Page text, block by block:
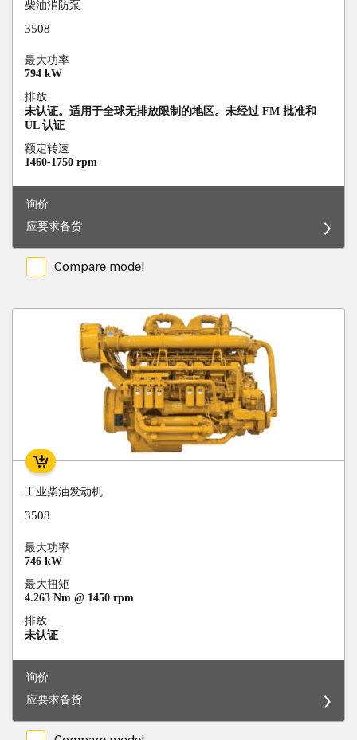
柴油消防泵
3508
最大功率
794 kW
排放
未认证。适用于全球无排放限制的地区。未经过 FM 批准和
UL 认证
额定转速
1460-1750 rpm
询价
应要求备货
Compare model
工业柴油发动机
3508
最大功率
746 kW
最大扭矩
4.263 Nm @ 1450 rpm
排放
未认证
询价
应要求备货